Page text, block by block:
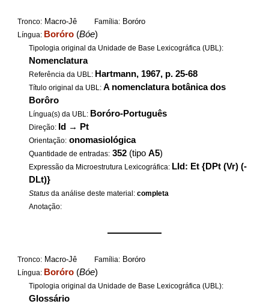
Tronco: Macro-Jê Família: Boróro
Língua: Boróro (Bóe)
Tipologia original da Unidade de Base Lexicográfica (UBL):
Nomenclatura
Referência da UBL: Hartmann, 1967, p. 25-68
Título original da UBL:A nomenclatura botânica dos
Borôro
Língua(s) da UBL: Boróro-Português
Direção: Id → Pt
Orientação: onomasiológica
Quantidade de entradas: 352 (tipoA5)
Expressão da Microestrutura Lexicográfica: LId: Et {DPt (Vr) (-
DLt)}
Status da análise deste material:completa
Anotação:
——————
Tronco: Macro-Jê Família: Boróro
Língua: Boróro (Bóe)
Tipologia original da Unidade de Base Lexicográfica (UBL):
Glossário